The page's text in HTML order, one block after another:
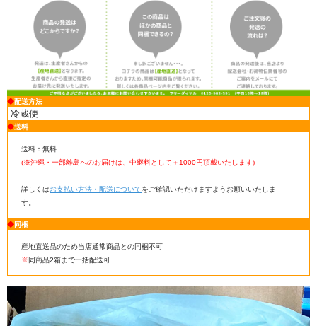
◆配送方法
冷蔵便
◆送料
送料：無料
(※沖縄・一部離島へのお届けは、中継料として＋1000円頂戴いたします)
詳しくはお支払い方法・配送についてをご確認いただけますようお願いいたしま
す。
◆同梱
産地直送品のため当店通常商品との同梱不可
※ 同商品2箱まで一括配送可